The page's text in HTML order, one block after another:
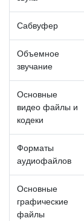
Сабвуфер
Объемное
звучание
Основные
видео файлы и
кодеки
Форматы
аудиофайлов
Основные
графические
файлы